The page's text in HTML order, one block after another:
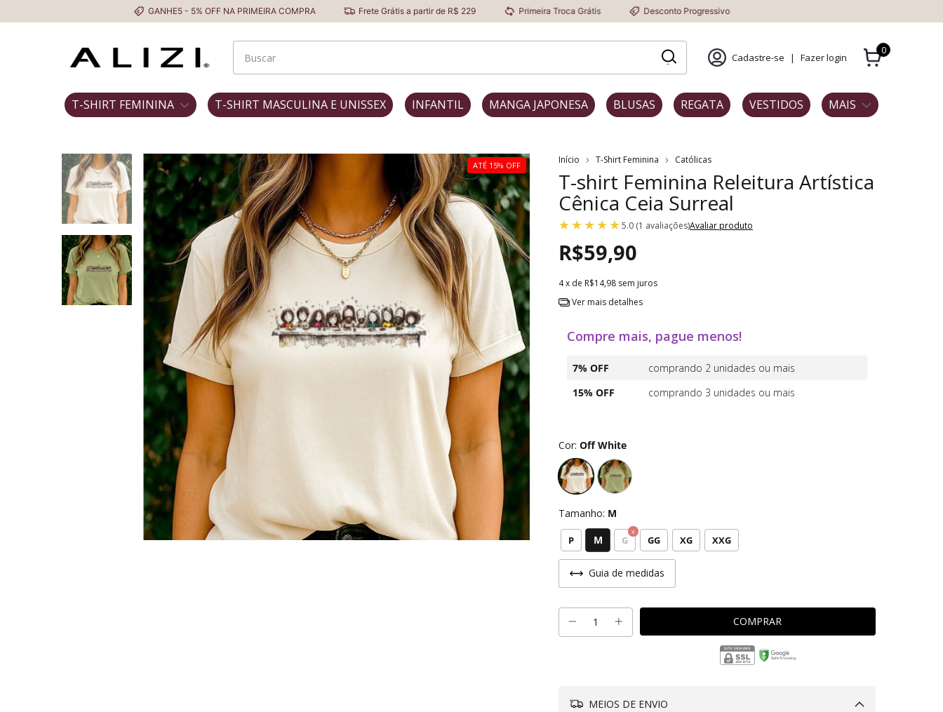
GANHE5 - 5% OFF NA PRIMEIRA COMPRA Frete Grátis a partir de R$ 229 Primeira Troca Grátis Desconto Progressivo
Cadastre-se | Fazer login
0
T-SHIRT FEMININA T-SHIRT MASCULINA E UNISSEX INFANTIL MANGA JAPONESA BLUSAS REGATA VESTIDOS MAIS
ATÉ 15% OFF Início T-Shirt Feminina Católicas
T-shirt Feminina Releitura Artística
Cênica Ceia Surreal
5.0 (1 avaliações)Avaliar produto
R$59,90
4x de R$14,98 sem juros
Ver mais detalhes
Compre mais, pague menos!
7% OFF
comprando 2 unidades ou mais
15% OFF
comprando 3 unidades ou mais
Cor: Off White
Tamanho: M
P M G GG XG XXG
Guia de medidas
MEIOS DE ENVIO